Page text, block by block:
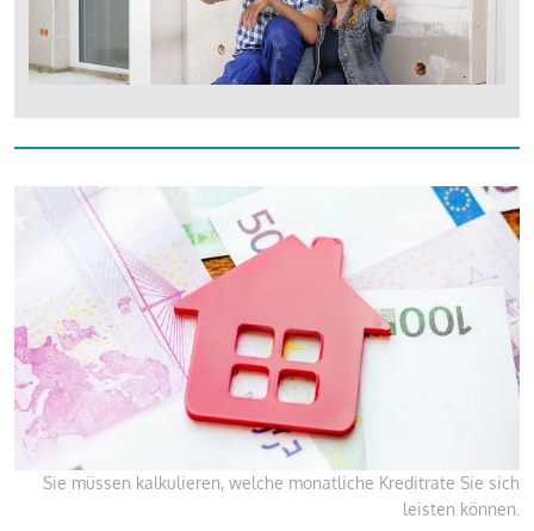
Sie müssen kalkulieren, welche monatliche Kreditrate Sie sich
leisten können.